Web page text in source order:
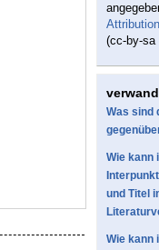
(cc-by-sa
Was sind
Wie kann
und Titel
Wie kann